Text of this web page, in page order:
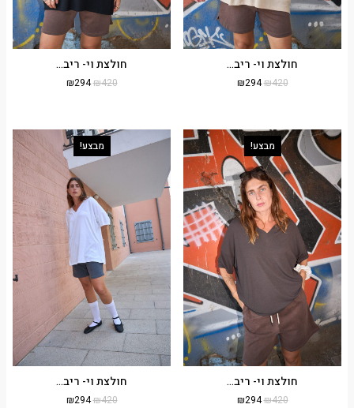
חולצת וי- ריב...
₪420
₪294
חולצת וי- ריב...
₪420
₪294
מבצע!
חולצת וי- ריב...
₪420
₪294
מבצע!
חולצת וי- ריב...
₪420
₪294